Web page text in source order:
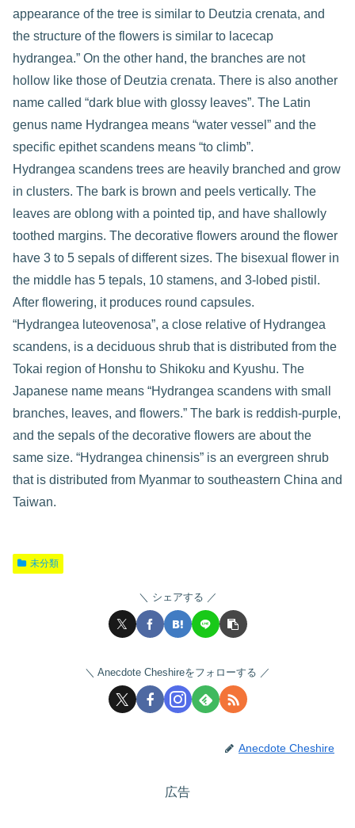
appearance of the tree is similar to Deutzia crenata, and
the structure of the flowers is similar to lacecap
hydrangea.” On the other hand, the branches are not
hollow like those of Deutzia crenata. There is also another
name called “dark blue with glossy leaves”. The Latin
genus name Hydrangea means “water vessel” and the
specific epithet scandens means “to climb”.
Hydrangea scandens trees are heavily branched and grow
in clusters. The bark is brown and peels vertically. The
leaves are oblong with a pointed tip, and have shallowly
toothed margins. The decorative flowers around the flower
have 3 to 5 sepals of different sizes. The bisexual flower in
the middle has 5 tepals, 10 stamens, and 3-lobed pistil.
After flowering, it produces round capsules.
“Hydrangea luteovenosa”, a close relative of Hydrangea
scandens, is a deciduous shrub that is distributed from the
Tokai region of Honshu to Shikoku and Kyushu. The
Japanese name means “Hydrangea scandens with small
branches, leaves, and flowers.” The bark is reddish-purple,
and the sepals of the decorative flowers are about the
same size. “Hydrangea chinensis” is an evergreen shrub
that is distributed from Myanmar to southeastern China and
Taiwan.
未分類
シェアする
Anecdote Cheshireをフォローする
Anecdote Cheshire
広告